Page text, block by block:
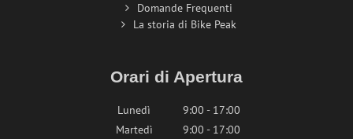
Domande Frequenti
La storia di Bike Peak
Orari di Apertura
Lunedì
9:00 - 17:00
Martedì
9:00 - 17:00